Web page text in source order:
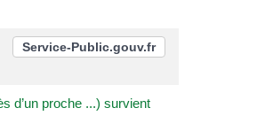
Service-Public.gouv.fr
d’un proche ...) survient